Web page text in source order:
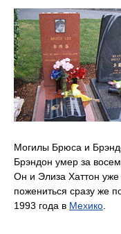
Могилы Брюса и
Брэндон умер за
Он и Элиза Хаттон
пожениться сразу же
1993 года в Мехико.